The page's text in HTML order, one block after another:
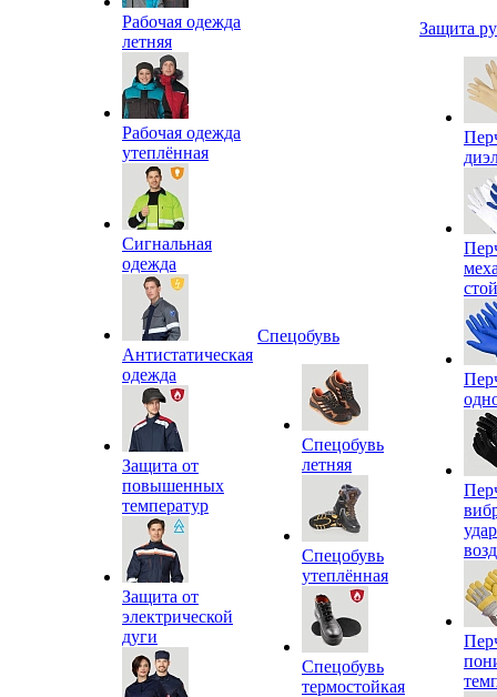
Рабочая одежда
летняя
Рабочая одежда
утеплённая
Сигнальная
одежда
Антистатическая
одежда
Защита от
повышенных
температур
Защита от
электрической
дуги
Спецобувь
Спецобувь
летняя
Спецобувь
утеплённая
Спецобувь
термостойкая
Защита